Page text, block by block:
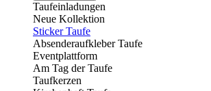
Taufeinladungen
Neue Kollektion
Sticker Taufe
Absenderaufkleber Taufe
Eventplattform
Am Tag der Taufe
Taufkerzen